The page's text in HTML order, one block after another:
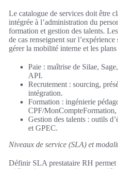
Le catalogue de services doit être
intégrée à l’administration du
formation et gestion des talents.
de cas renseignent sur
gérer la mobilité interne et les plans
Paie : maîtrise de Silae,
API.
Recrutement : sourcing,
intégration.
Formation : ingénierie
CPF/MonCompteFormation,
Gestion des talents : outils
et GPEC.
Niveaux de service (SLA) et
Définir SLA prestataire RH permet